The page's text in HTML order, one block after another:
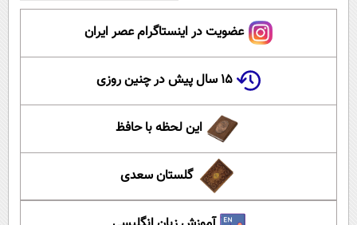
عضویت در اینستاگرام عصر ایران
۱۵ سال پیش در چنین روزی
این لحظه با حافظ
گلستان سعدی